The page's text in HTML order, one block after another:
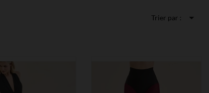
Trier par : 